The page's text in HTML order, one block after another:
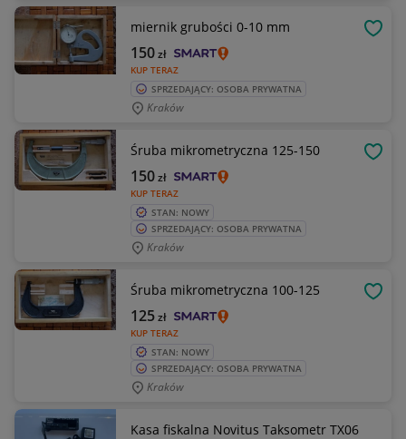
miernik grubości 0-10 mm
KUP TERAZ
150zł
SPRZEDAJĄCY: OSOBA PRYWATNA
Kraków
Śruba mikrometryczna 125-150
KUP TERAZ
150zł
STAN: NOWY
SPRZEDAJĄCY: OSOBA PRYWATNA
Kraków
Śruba mikrometryczna 100-125
KUP TERAZ
125zł
STAN: NOWY
SPRZEDAJĄCY: OSOBA PRYWATNA
Kraków
Kasa fiskalna Novitus Taksometr TX06